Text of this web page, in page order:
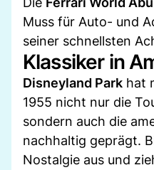
Muss für Auto- und
seiner schnellsten
Klassiker in
Disneyland Park hat
1955 nicht nur die
sondern auch die
nachhaltig geprägt.
Nostalgie aus und